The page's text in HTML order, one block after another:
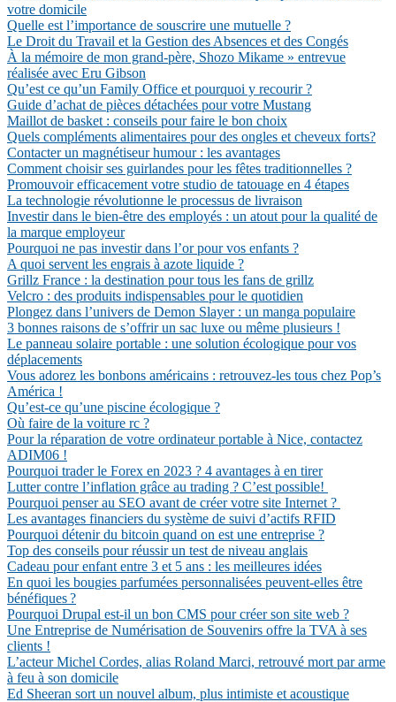
votre domicile
Quelle est l’importance de souscrire une mutuelle ?
Le Droit du Travail et la Gestion des Absences et des Congés
À la mémoire de mon grand-père, Shozo Mikame » entrevue
réalisée avec Eru Gibson
Qu’est ce qu’un Family Office et pourquoi y recourir ?
Guide d’achat de pièces détachées pour votre Mustang
Maillot de basket : conseils pour faire le bon choix
Quels compléments alimentaires pour des ongles et cheveux forts?
Contacter un magnétiseur humour : les avantages
Comment choisir ses guirlandes pour les fêtes traditionnelles ?
Promouvoir efficacement votre studio de tatouage en 4 étapes
La technologie révolutionne le processus de livraison
Investir dans le bien-être des employés : un atout pour la qualité de
la marque employeur
Pourquoi ne pas investir dans l’or pour vos enfants ?
A quoi servent les engrais à azote liquide ?
Grillz France : la destination pour tous les fans de grillz
Velcro : des produits indispensables pour le quotidien
Plongez dans l’univers de Demon Slayer : un manga populaire
3 bonnes raisons de s’offrir un sac luxe ou même plusieurs !
Le panneau solaire portable : une solution écologique pour vos
déplacements
Vous adorez les bonbons américains : retrouvez-les tous chez Pop’s
América !
Qu’est-ce qu’une piscine écologique ?
Où faire de la voiture rc ?
Pour la réparation de votre ordinateur portable à Nice, contactez
ADIM06 !
Pourquoi trader le Forex en 2023 ? 4 avantages à en tirer
Lutter contre l’inflation grâce au trading ? C’est possible!
Pourquoi penser au SEO avant de créer votre site Internet ?
Les avantages financiers du système de suivi d’actifs RFID
Pourquoi détenir du bitcoin quand on est une entreprise ?
Top des conseils pour réussir un test de niveau anglais
Cadeau pour enfant entre 3 et 5 ans : les meilleures idées
En quoi les bougies parfumées personnalisées peuvent-elles être
bénéfiques ?
Pourquoi Drupal est-il un bon CMS pour créer son site web ?
Une Entreprise de Numérisation de Souvenirs offre la TVA à ses
clients !
L’acteur Michel Cordes, alias Roland Marci, retrouvé mort par arme
à feu à son domicile
Ed Sheeran sort un nouvel album, plus intimiste et acoustique